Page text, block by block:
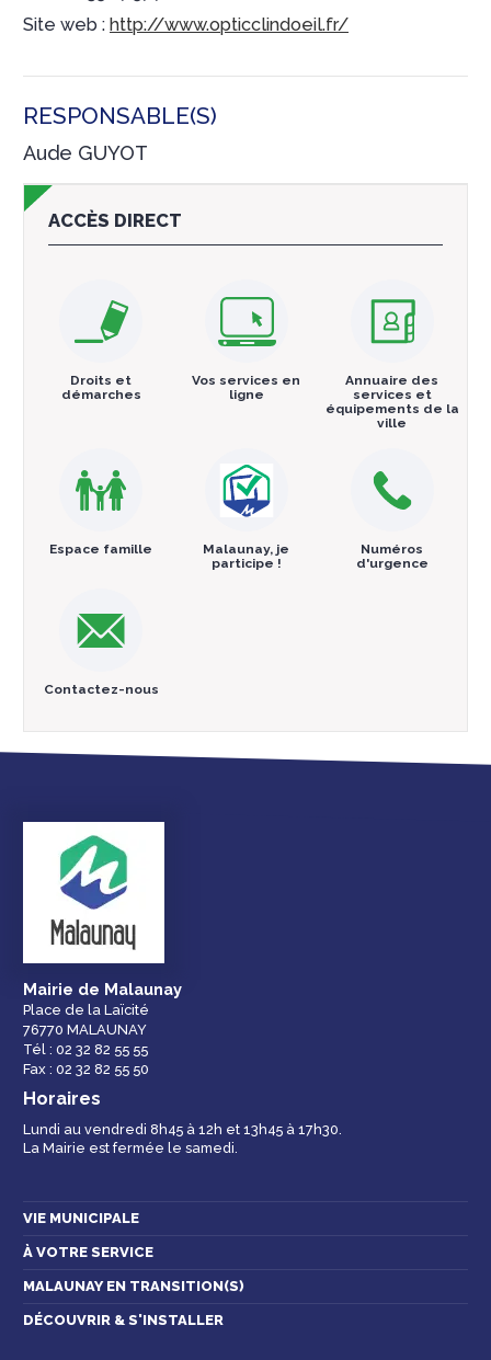
Site web : http://www.opticclindoeil.fr/
RESPONSABLE(S)
Aude GUYOT
ACCÈS DIRECT
Droits et
démarches
Vos services en
ligne
Annuaire des
services et
équipements de la
ville
Espace famille
Malaunay, je
participe !
Numéros
d'urgence
Contactez-nous
Mairie de Malaunay
Place de la Laïcité
76770 MALAUNAY
Tél : 02 32 82 55 55
Fax : 02 32 82 55 50
Horaires
Lundi au vendredi 8h45 à 12h et 13h45 à 17h30.
La Mairie est fermée le samedi.
VIE MUNICIPALE
À VOTRE SERVICE
MALAUNAY EN TRANSITION(S)
DÉCOUVRIR & S'INSTALLER